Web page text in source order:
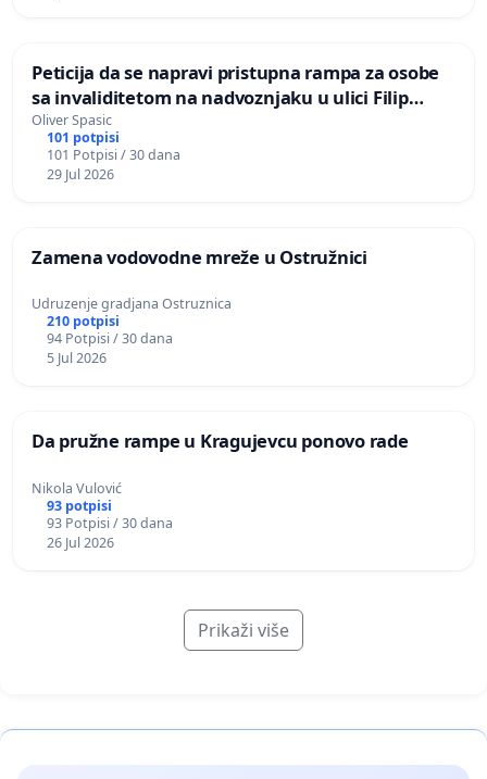
Peticija da se napravi pristupna rampa za osobe
sa invaliditetom na nadvoznjaku u ulici Filip
Kljajic u Kragujevcu
Oliver Spasic
101 potpisi
101 Potpisi / 30 dana
29 Jul 2026
Zamena vodovodne mreže u Ostružnici
Udruzenje gradjana Ostruznica
210 potpisi
94 Potpisi / 30 dana
5 Jul 2026
Da pružne rampe u Kragujevcu ponovo rade
Nikola Vulović
93 potpisi
93 Potpisi / 30 dana
26 Jul 2026
Prikaži više